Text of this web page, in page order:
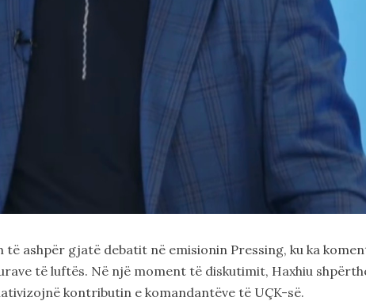
të ashpër gjatë debatit në emisionin Pressing, ku ka
të luftës. Në një moment të diskutimit, Haxhiu
kontributin e komandantëve të UÇK-së.